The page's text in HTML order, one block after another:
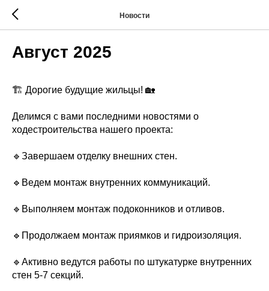
Новости
Август 2025
🏗 Дорогие будущие жильцы! 🏡
Делимся с вами последними новостями о
ходестроительства нашего проекта:
🔹Завершаем отделку внешних стен.
🔹Ведем монтаж внутренних коммуникаций.
🔹Выполняем монтаж подоконников и отливов.
🔹Продолжаем монтаж приямков и гидроизоляция.
🔹Активно ведутся работы по штукатурке внутренних
стен 5-7 секций.